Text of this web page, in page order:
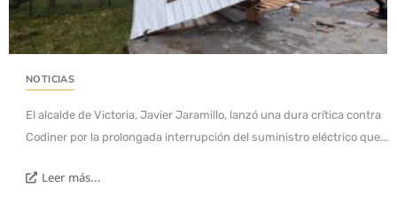
NOTICIAS
El alcalde de Victoria, Javier Jaramillo, lanzó una dura crítica contra
Codiner por la prolongada interrupción del suministro eléctrico que...
Leer más...